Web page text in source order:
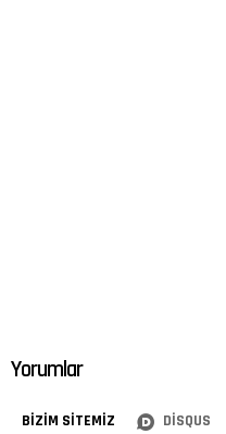
Yorumlar
BIZIM SITEMIZ DISQUS